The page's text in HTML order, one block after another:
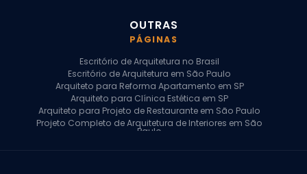
OUTRAS
PÁGINAS
Escritório de Arquitetura no Brasil
Escritório de Arquitetura em São Paulo
Arquiteto para Reforma Apartamento em SP
Arquiteto para Clínica Estética em SP
Arquiteto para Projeto de Restaurante em São Paulo
Projeto Completo de Arquitetura de Interiores em São
Paulo